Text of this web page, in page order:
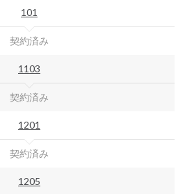
101
契約済み
1103
契約済み
1201
契約済み
1205